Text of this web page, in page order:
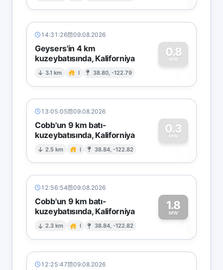
14:31:26 09.08.2026
Geysers'in 4 km
kuzeybatısında, Kaliforniya
3.1 km I 38.80, -122.79
0.8
MW
0
13:05:05 09.08.2026
Cobb'un 9 km batı-
kuzeybatısında, Kaliforniya
2.5 km I 38.84, -122.82
0.3
MW
0
12:56:54 09.08.2026
Cobb'un 9 km batı-
kuzeybatısında, Kaliforniya
2.3 km I 38.84, -122.82
1.8
MW1
12:25:47 09.08.2026